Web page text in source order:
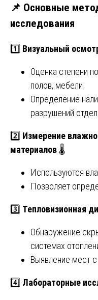
📌 Основные
исследования
1️⃣ Визуальный
Оценка степени
полов, мебели
Определение
разрушений
2️⃣ Измерение
материалов 🌡
Используются
Позволяет
3️⃣ Тепловизионная
Обнаружение
системах
Выявление мест
4️⃣ Лабораторные